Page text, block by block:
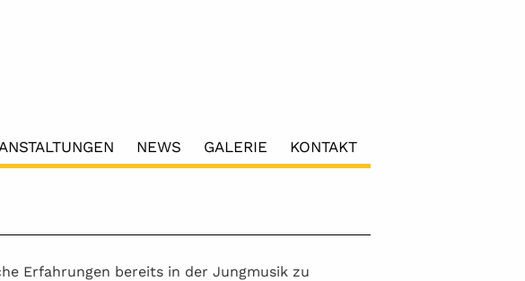
NEWS GALERIE KONTAKT
Erfahrungen bereits in der Jungmusik zu